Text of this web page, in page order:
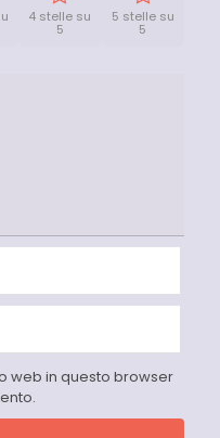
4 stelle su
5
5 stelle su
5
web in questo browser